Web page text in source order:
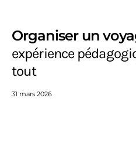
Organiser un
expérience
tout
31 mars 2026